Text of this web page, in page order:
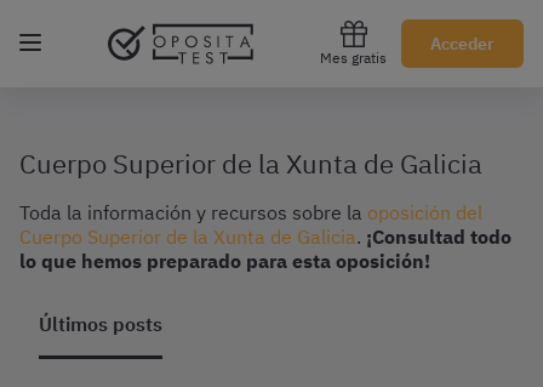
Mes gratis
Acceder
Regístrate gratis
Cuerpo Superior de la Xunta de Galicia
Toda la información y recursos sobre la oposición del
Cuerpo Superior de la Xunta de Galicia. ¡Consultad todo
lo que hemos preparado para esta oposición!
Últimos posts